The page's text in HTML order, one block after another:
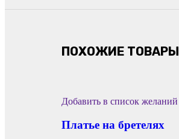
ПОХОЖИЕ ТОВАРЫ
Добавить в список желаний
Платье на бретелях